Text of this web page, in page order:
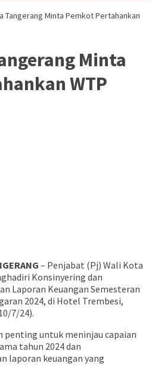
Tangerang Minta Pemkot Pertahankan
Minta
WTP
– Penjabat (Pj) Wali Kota
Konsinyering dan
Laporan Keuangan Semesteran
2024, di Hotel Trembesi,
7/24).
penting untuk meninjau capaian
tahun 2024 dan
laporan keuangan yang